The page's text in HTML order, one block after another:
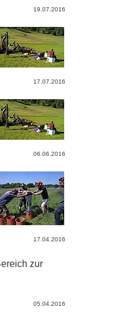
19.07.2016
17.07.2016
06.06.2016
17.04.2016
zur
05.04.2016